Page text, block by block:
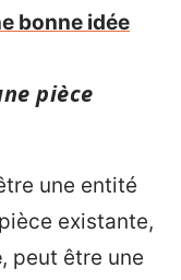
bonne idée
pièce
une entité
existante,
, peut être une